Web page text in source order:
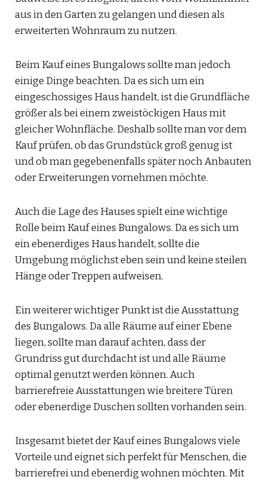
aus in den Garten zu gelangen und diesen als
erweiterten Wohnraum zu nutzen.
Beim Kauf eines Bungalows sollte man jedoch
einige Dinge beachten. Da es sich um ein
eingeschossiges Haus handelt, ist die Grundfläche
größer als bei einem zweistöckigen Haus mit
gleicher Wohnfläche. Deshalb sollte man vor dem
Kauf prüfen, ob das Grundstück groß genug ist
und ob man gegebenenfalls später noch Anbauten
oder Erweiterungen vornehmen möchte.
Auch die Lage des Hauses spielt eine wichtige
Rolle beim Kauf eines Bungalows. Da es sich um
ein ebenerdiges Haus handelt, sollte die
Umgebung möglichst eben sein und keine steilen
Hänge oder Treppen aufweisen.
Ein weiterer wichtiger Punkt ist die Ausstattung
des Bungalows. Da alle Räume auf einer Ebene
liegen, sollte man darauf achten, dass der
Grundriss gut durchdacht ist und alle Räume
optimal genutzt werden können. Auch
barrierefreie Ausstattungen wie breitere Türen
oder ebenerdige Duschen sollten vorhanden sein.
Insgesamt bietet der Kauf eines Bungalows viele
Vorteile und eignet sich perfekt für Menschen, die
barrierefrei und ebenerdig wohnen möchten. Mit